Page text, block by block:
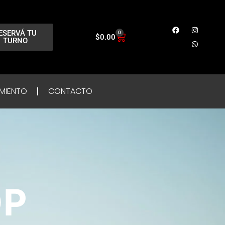
TU
TURNO
$0.00 0
CONTACTO